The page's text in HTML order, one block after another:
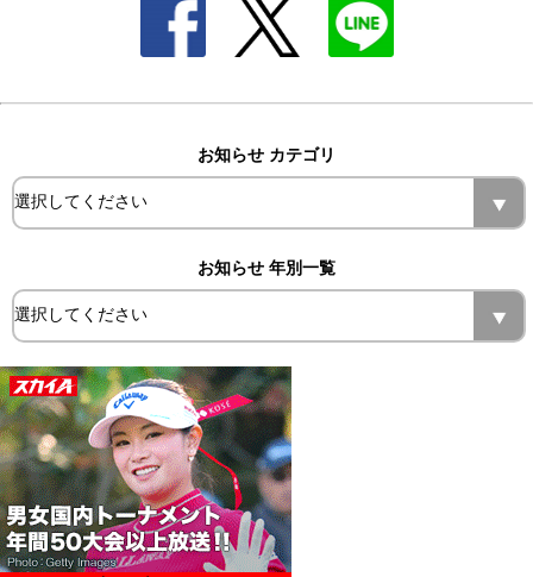
お知らせ カテゴリ
お知らせ 年別一覧